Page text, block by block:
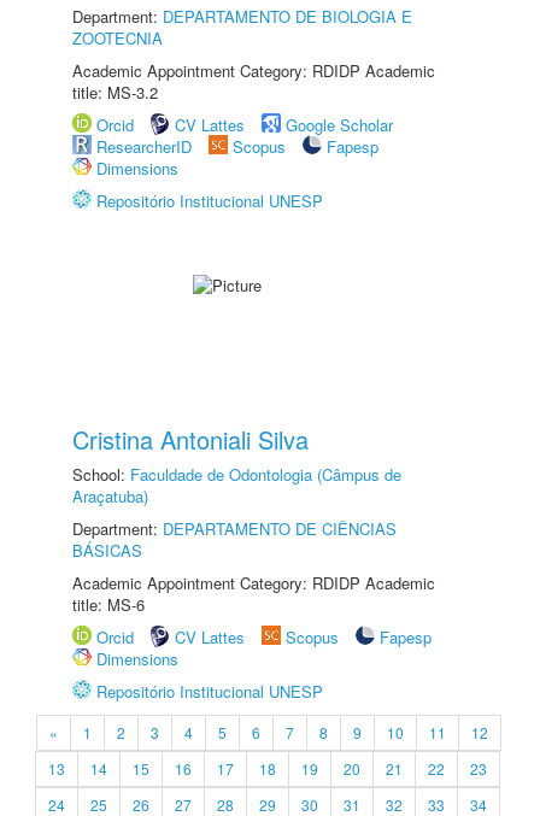
Department: DEPARTAMENTO DE BIOLOGIA E
ZOOTECNIA
Academic Appointment Category: RDIDP Academic
title: MS-3.2
Orcid
CV Lattes
Google Scholar
ResearcherID
Scopus
Fapesp
Dimensions
Repositório Institucional UNESP
Cristina Antoniali Silva
School: Faculdade de Odontologia (Câmpus de
Araçatuba)
Department: DEPARTAMENTO DE CIÊNCIAS
BÁSICAS
Academic Appointment Category: RDIDP Academic
title: MS-6
Orcid
CV Lattes Scopus
Fapesp
Dimensions
Repositório Institucional UNESP
« 1 2 3 4 5 6 7 8 9 10 11
12
13
14 15 16 17 18 19 20 21 22
23
24
25 26 27 28 29 30 31 32 33
34